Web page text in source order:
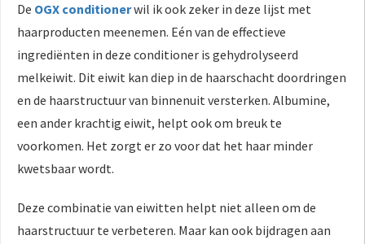
De OGX conditionerwil ik ook zeker in deze lijst met
haarproducten meenemen. Eén van de effectieve
ingrediënten in deze conditioner is gehydrolyseerd
melkeiwit. Dit eiwit kan diep in de haarschacht doordringen
en de haarstructuur van binnenuit versterken. Albumine,
een ander krachtig eiwit, helpt ook om breuk te
voorkomen. Het zorgt er zo voor dat het haar minder
kwetsbaar wordt.
Deze combinatie van eiwitten helpt niet alleen om de
haarstructuur te verbeteren. Maar kan ook bijdragen aan